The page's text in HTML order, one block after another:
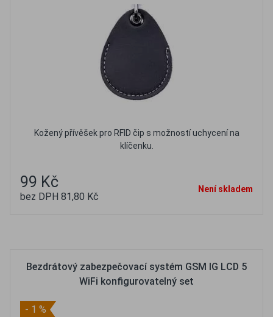
Kožený přívěšek pro RFID čip s možností uchycení na
klíčenku.
99 Kč
bez DPH 81,80 Kč
Není skladem
Bezdrátový zabezpečovací systém GSM IG LCD 5
WiFi konfigurovatelný set
- 1 %